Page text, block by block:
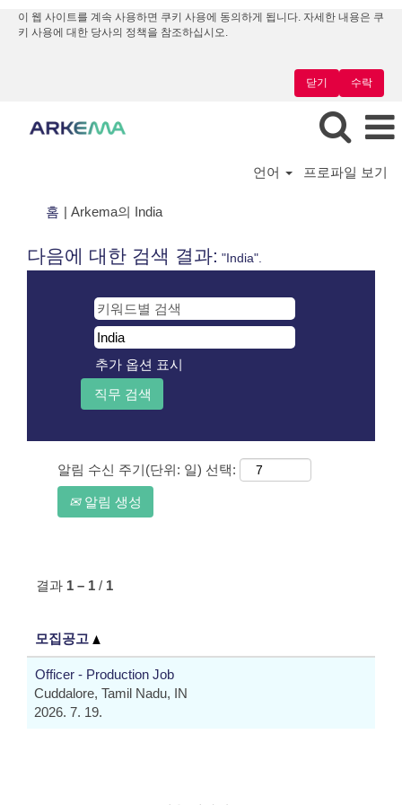
이 웹 사이트를 계속 사용하면 쿠키 사용에 동의하게 됩니다. 자세한 내용은 쿠
키 사용에 대한 당사의 정책을 참조하십시오.
수락
닫기
언어 프로파일 보기
홈 | Arkema의 India(현
페
이
다음에 대한 검색 결과: "India".
추가 옵션 표시
알림 수신 주기(단위: 일) 선택:
알림 생성
결과 1 – 1 / 1
모집공고
Officer - Production Job
Cuddalore, Tamil Nadu, IN
2026. 7. 19.